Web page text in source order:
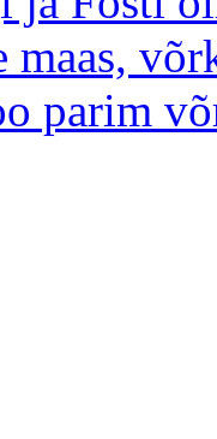
parim